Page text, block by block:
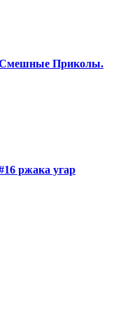
Смешные Приколы.
ржака угар